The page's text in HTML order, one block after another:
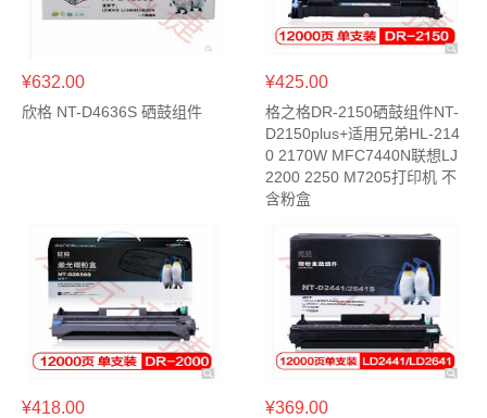
¥632.00
欣格 NT-D4636S 硒鼓组件
¥425.00
格之格DR-2150硒鼓组件NT-
D2150plus+适用兄弟HL-214
0 2170W MFC7440N联想LJ
2200 2250 M7205打印机 不
含粉盒
¥418.00 ¥369.00